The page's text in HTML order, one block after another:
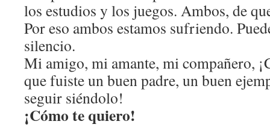
los estudios y los juegos. Ambos, de
Por eso ambos estamos sufriendo.
silencio.
Mi amigo, mi amante, mi compañero,
que fuiste un buen padre, un buen
seguir siéndolo!
¡Cómo te quiero!